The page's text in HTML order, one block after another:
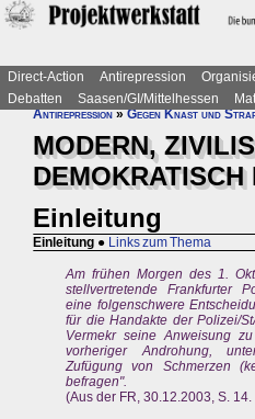
Direct-Action Antirepression
Debatten
Saasen/GI/Mittelhessen
Antirepression»Gegen Knast und
MODERN,
DEMOKRATISCH
Einleitung
Einleitung ● Links zum Thema
Am frühen Morgen des 1.
stellvertretende Frankfurter
eine folgenschwere
für die Handakte der Polizei/
Vermekr seine Anweisung
vorheriger Androhung,
Zufügung von Schmerzen
befragen".
(Aus der FR, 30.12.2003, S.